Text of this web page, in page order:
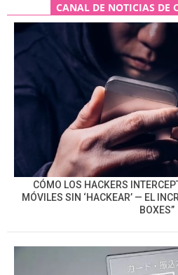
CANAL DE NOTICIAS DE
CÓMO LOS HACKERS
MÓVILES SIN ‘HACKEAR’ — EL
BOXES”